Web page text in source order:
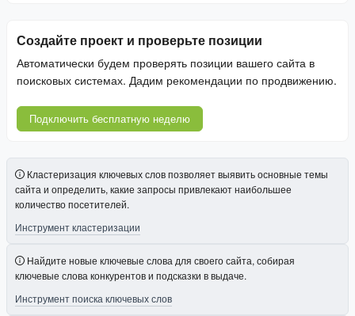
Создайте проект и проверьте позиции
Автоматически будем проверять позиции вашего сайта в
поисковых системах. Дадим рекомендации по продвижению.
Подключить бесплатную неделю
Кластеризация ключевых слов позволяет выявить основные темы
сайта и определить, какие запросы привлекают наибольшее
количество посетителей.
Инструмент кластеризации
Найдите новые ключевые слова для своего сайта, собирая
ключевые слова конкурентов и подсказки в выдаче.
Инструмент поиска ключевых слов